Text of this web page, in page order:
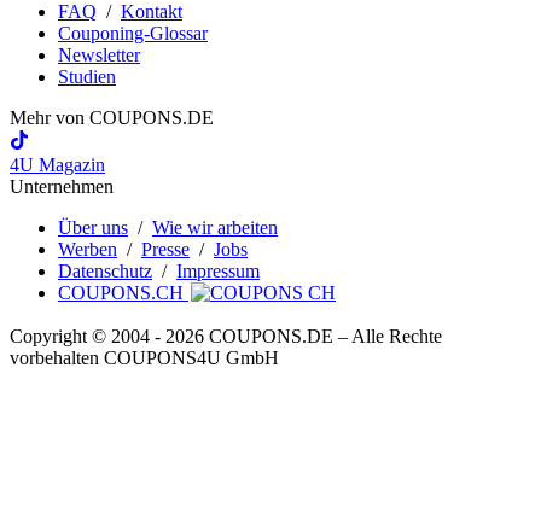
FAQ / Kontakt
Couponing-Glossar
Newsletter
Studien
Mehr von COUPONS.DE
4U Magazin
Unternehmen
Über uns / Wie wir arbeiten
Werben / Presse / Jobs
Datenschutz / Impressum
COUPONS.CH
Copyright © 2004 ‐ 2026 COUPONS.DE – Alle Rechte
vorbehalten COUPONS4U GmbH